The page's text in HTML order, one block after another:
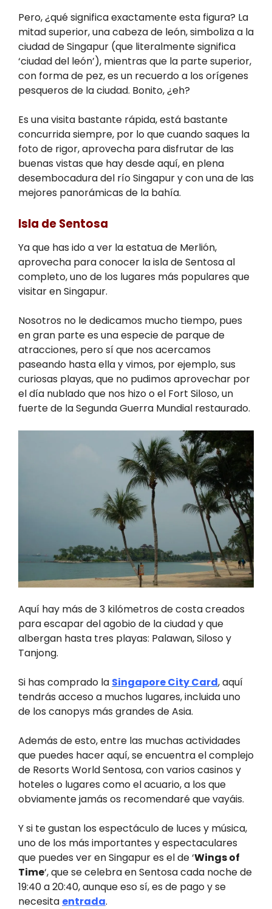
Pero, ¿qué significa exactamente esta figura? La
mitad superior, una cabeza de león, simboliza a la
ciudad de Singapur (que literalmente significa
‘ciudad del león’), mientras que la parte superior,
con forma de pez, es un recuerdo a los orígenes
pesqueros de la ciudad. Bonito, ¿eh?
Es una visita bastante rápida, está bastante
concurrida siempre, por lo que cuando saques la
foto de rigor, aprovecha para disfrutar de las
buenas vistas que hay desde aquí, en plena
desembocadura del río Singapur y con una de las
mejores panorámicas de la bahía.
Isla de Sentosa
Ya que has ido a ver la estatua de Merlión,
aprovecha para conocer la isla de Sentosa al
completo, uno de los lugares más populares que
visitar en Singapur.
Nosotros no le dedicamos mucho tiempo, pues
en gran parte es una especie de parque de
atracciones, pero sí que nos acercamos
paseando hasta ella y vimos, por ejemplo, sus
curiosas playas, que no pudimos aprovechar por
el día nublado que nos hizo o el Fort Siloso, un
fuerte de la Segunda Guerra Mundial restaurado.
Aquí hay más de 3 kilómetros de costa creados
para escapar del agobio de la ciudad y que
albergan hasta tres playas: Palawan, Siloso y
Tanjong.
Si has comprado la Singapore City Card, aquí
tendrás acceso a muchos lugares, incluida uno
de los canopys más grandes de Asia.
Además de esto, entre las muchas actividades
que puedes hacer aquí, se encuentra el complejo
de Resorts World Sentosa, con varios casinos y
hoteles o lugares como el acuario, a los que
obviamente jamás os recomendaré que vayáis.
Y si te gustan los espectáculo de luces y música,
uno de los más importantes y espectaculares
que puedes ver en Singapur es el de ‘Wings of
Time‘, que se celebra en Sentosa cada noche de
19:40 a 20:40, aunque eso sí, es de pago y se
necesita entrada.